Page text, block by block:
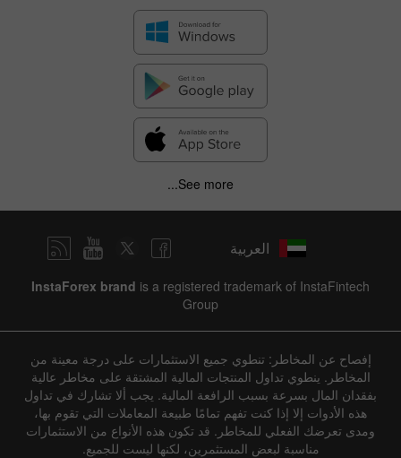
See more...
العربية
InstaForex brand is a registered trademark of InstaFintech
Group
إفصاح عن المخاطر: تنطوي جميع الاستثمارات على درجة معينة من
المخاطر. ينطوي تداول المنتجات المالية المشتقة على مخاطر عالية
بفقدان المال بسرعة بسبب الرافعة المالية. يجب ألا تشارك في تداول
هذه الأدوات إلا إذا كنت تفهم تمامًا طبيعة المعاملات التي تقوم بها،
ومدى تعرضك الفعلي للمخاطر. قد تكون هذه الأنواع من الاستثمارات
مناسبة لبعض المستثمرين، لكنها ليست للجميع.